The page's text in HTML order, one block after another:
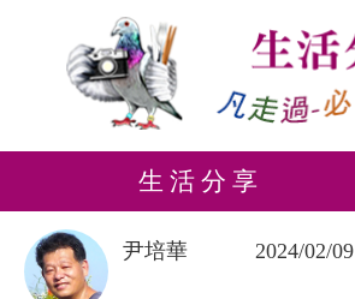
生 活 分 享
尹培華 2024/02/09